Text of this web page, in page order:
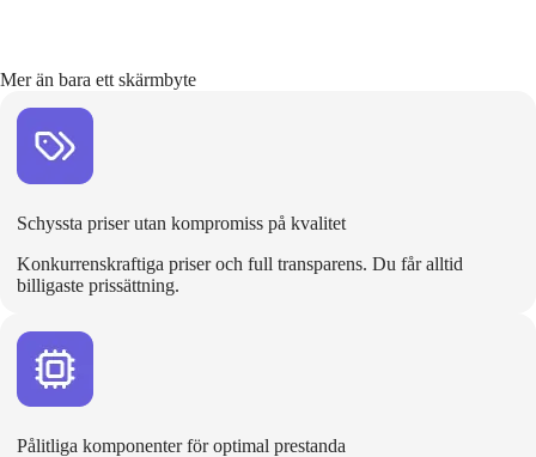
Mer än bara ett skärmbyte
Schyssta priser utan kompromiss på kvalitet
Konkurrenskraftiga priser och full transparens. Du får alltid
billigaste prissättning.
Pålitliga komponenter för optimal prestanda